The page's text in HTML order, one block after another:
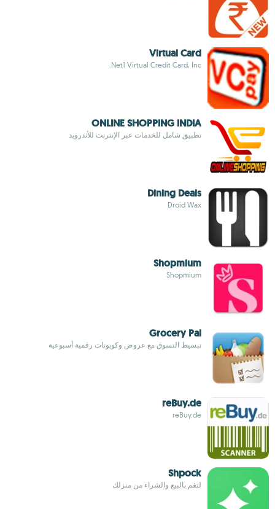
Virtual Card
Net1 Virtual Credit Card, Inc.
ONLINE SHOPPING INDIA
تطبيق شامل للخدمات عبر الإنترنت للأندرويد
Dining Deals
Droid Wax
Shopmium
Shopmium
Grocery Pal
تبسيط التسوق مع عروض وكوبونات رقمية أسبوعية
reBuy.de
reBuy.de
Shpock
لتقم بالبيع والشراء من منزلك